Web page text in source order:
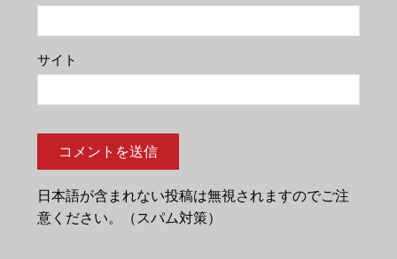
サイト
日本語が含まれない投稿は無視されますのでご注
意ください。（スパム対策）